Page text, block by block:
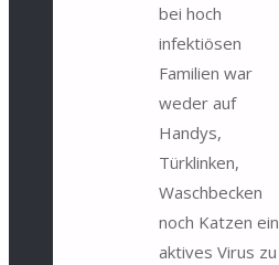
bei hoch
infektiösen
Familien war
weder auf
Handys,
Türklinken,
Waschbecken
noch Katzen ein
aktives Virus zu